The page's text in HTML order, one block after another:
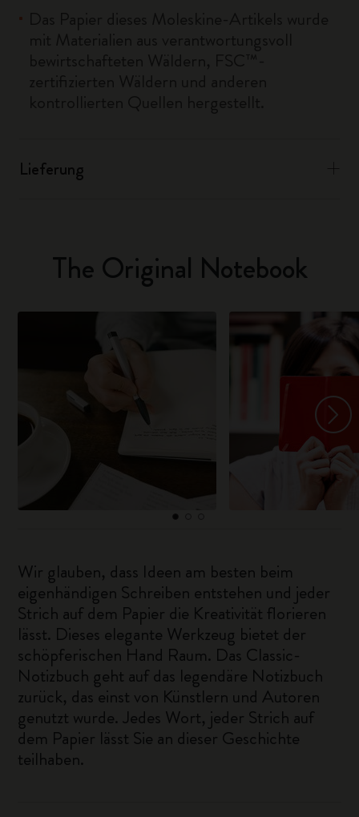
Lieferung
The Original Notebook
Wir glauben, dass Ideen am besten beim
eigenhändigen Schreiben entstehen und jeder
Strich auf dem Papier die Kreativität florieren
lässt. Dieses elegante Werkzeug bietet der
schöpferischen Hand Raum. Das Classic-
Notizbuch geht auf das legendäre Notizbuch
zurück, das einst von Künstlern und Autoren
genutzt wurde. Jedes Wort, jeder Strich auf
dem Papier lässt Sie an dieser Geschichte
teilhaben.